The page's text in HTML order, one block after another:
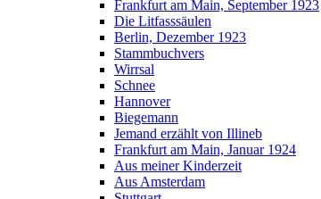
Frankfurt am Main, September 1923
Die Litfasssäulen
Berlin, Dezember 1923
Stammbuchvers
Wirrsal
Schnee
Hannover
Biegemann
Jemand erzählt von Illineb
Frankfurt am Main, Januar 1924
Aus meiner Kinderzeit
Aus Amsterdam